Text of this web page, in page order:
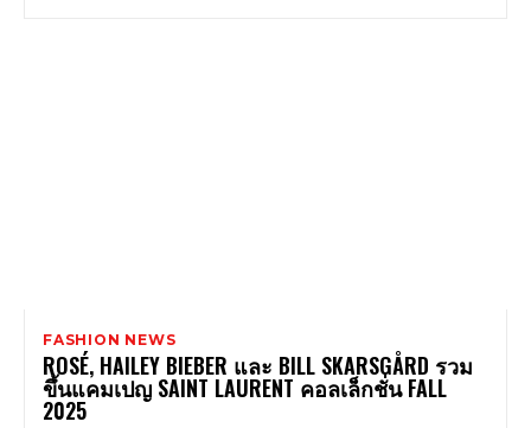
FASHION NEWS
ROSÉ, HAILEY BIEBER และ BILL SKARSGÅRD รวม
ขึ้นแคมเปญ SAINT LAURENT คอลเล็กชั่น FALL
2025